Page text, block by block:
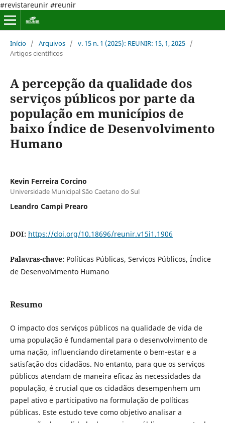
#revistareunir #reunir
Início / Arquivos / v. 15 n. 1 (2025): REUNIR: 15, 1, 2025 /
Artigos científicos
A percepção da qualidade dos
serviços públicos por parte da
população em municípios de
baixo Índice de Desenvolvimento
Humano
Kevin Ferreira Corcino
Universidade Municipal São Caetano do Sul
Leandro Campi Prearo
DOI: https://doi.org/10.18696/reunir.v15i1.1906
Palavras-chave: Políticas Públicas, Serviços Públicos, Índice
de Desenvolvimento Humano
Resumo
O impacto dos serviços públicos na qualidade de vida de
uma população é fundamental para o desenvolvimento de
uma nação, influenciando diretamente o bem-estar e a
satisfação dos cidadãos. No entanto, para que os serviços
públicos atendam de maneira eficaz às necessidades da
população, é crucial que os cidadãos desempenhem um
papel ativo e participativo na formulação de políticas
públicas. Este estudo teve como objetivo analisar a